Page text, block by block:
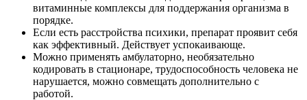
витаминные комплексы для поддержания организма в
порядке.
Если есть расстройства психики, препарат проявит себя
как эффективный. Действует успокаивающе.
Можно применять амбулаторно, необязательно
кодировать в стационаре, трудоспособность человека не
нарушается, можно совмещать дополнительно с
работой.